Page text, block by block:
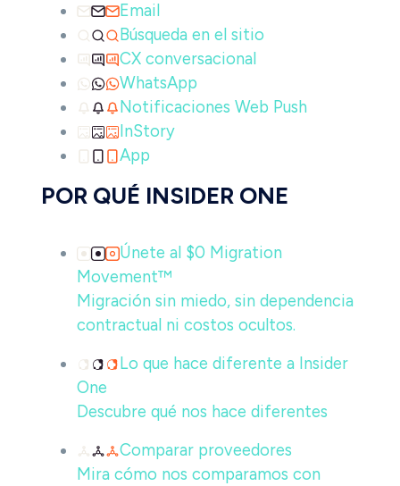
Email
Búsqueda en el sitio
CX conversacional
WhatsApp
Notificaciones Web Push
InStory
App
POR QUÉ INSIDER ONE
Únete al $0 Migration
Movement™
Migración sin miedo, sin dependencia
contractual ni costos ocultos.
Lo que hace diferente a Insider
One
Descubre qué nos hace diferentes
Comparar proveedores
Mira cómo nos comparamos con